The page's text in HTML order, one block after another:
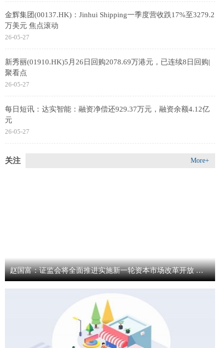
金辉集团(00137.HK)：Jinhui Shipping一季度营收跌17%至3279.2
万美元 焦点滚动
26-05-27
新秀丽(01910.HK)5月26日回购2078.69万港元，已连续8日回购|
聚看点
26-05-27
每日短讯：达实智能：融资净偿还929.37万元，融资余额4.12亿
元
26-05-27
关注 More+
赵国富：证监会将全面推进实施新一轮资本市场改革开放 进一步发挥科创板改革“试验田”作用